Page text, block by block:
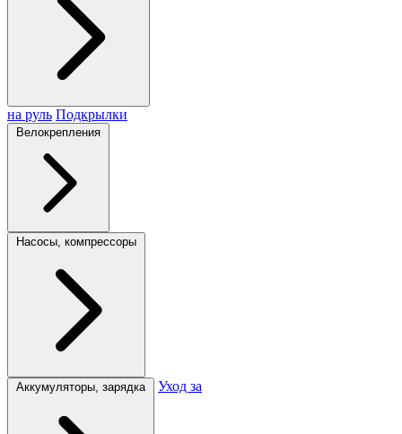
на руль Подкрылки
Велокрепления
Насосы, компрессоры
Аккумуляторы, зарядка Уход за